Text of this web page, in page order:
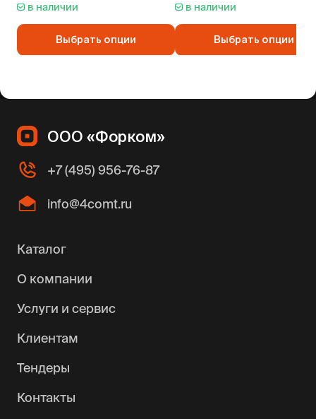
в наличии
Выбрать опции
в наличии
Выбрать опции
ООО «Форком»
+7 (495) 956-76-87
info@4comt.ru
Каталог
О компании
Услуги и сервис
Клиентам
Тендеры
Контакты